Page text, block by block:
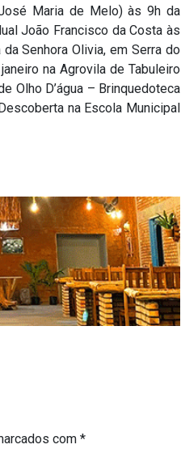
Maria de Melo) às 9h da
João Francisco da Costa às
Senhora Olivia, em Serra do
na Agrovila de Tabuleiro
Olho D’água – Brinquedoteca
na Escola Municipal
com *